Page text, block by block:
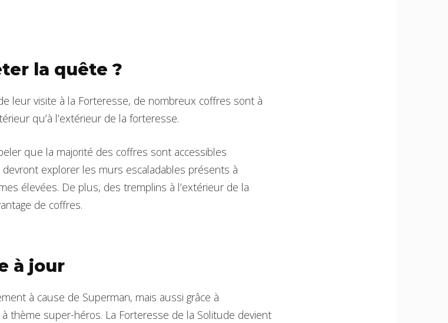
la quête ?
leur visite à la Forteresse, de nombreux coffres sont à
qu’à l’extérieur de la forteresse.
que la majorité des coffres sont accessibles
explorer les murs escaladables présents à
élevées. De plus, des tremplins à l’extérieur de la
de coffres.
à jour
à cause de Superman, mais aussi grâce à
thème super-héros. La Forteresse de la Solitude devient